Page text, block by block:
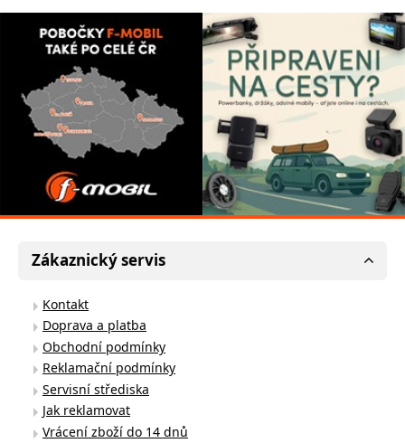
Zákaznický servis
Kontakt
Doprava a platba
Obchodní podmínky
Reklamační podmínky
Servisní střediska
Jak reklamovat
Vrácení zboží do 14 dnů